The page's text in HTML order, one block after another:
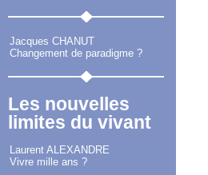
Jacques CHANUT
Changement de paradigme ?
Les nouvelles
limites du vivant
Laurent ALEXANDRE
Vivre mille ans ?